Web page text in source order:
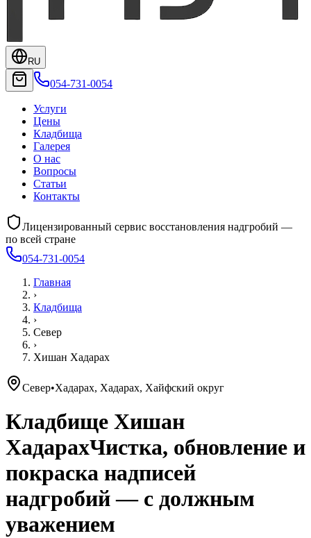
RU
054-731-0054
Услуги
Цены
Кладбища
Галерея
О нас
Вопросы
Статьи
Контакты
Лицензированный сервис восстановления надгробий —
по всей стране
054-731-0054
Главная
›
Кладбища
›
Север
›
Хишан Хадарах
Север•Хадарах, Хадарах, Хайфский округ
Кладбище Хишан
ХадарахЧистка, обновление и
покраска надписей
надгробий — с должным
уважением